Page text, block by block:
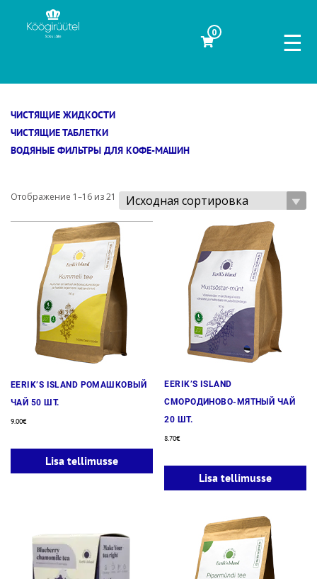
0 ☰
ЧИСТЯЩИЕ ЖИДКОСТИ
ЧИСТЯЩИЕ ТАБЛЕТКИ
ВОДЯНЫЕ ФИЛЬТРЫ ДЛЯ КОФЕ-МАШИН
Отображение 1–16 из 21 Исходная сортировка
EERIK’S ISLAND РОМАШКОВЫЙ
ЧАЙ 50 ШТ.
9.00€
Lisa tellimusse
EERIK’S ISLAND
СМОРОДИНОВО-МЯТНЫЙ ЧАЙ
20 ШТ.
8.70€
Lisa tellimusse